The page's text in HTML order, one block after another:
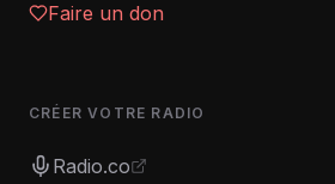
Faire un don
CRÉER VOTRE RADIO
Radio.co